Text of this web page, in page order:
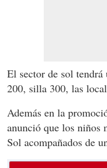
El sector de sol
200, silla 300, las
Además en la
anunció que los niños
Sol acompañados de